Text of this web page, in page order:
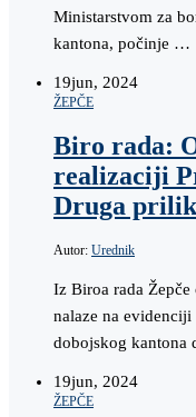
Ministarstvom za
kantona, počinje …
19jun, 2024
ŽEPČE
Biro rada:
realizaciji
Druga
Autor: Urednik
Iz Biroa rada Žepče
nalaze na
dobojskog kantona
19jun, 2024
ŽEPČE